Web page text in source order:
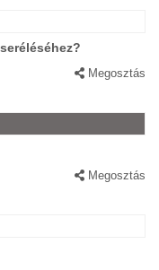
Megosztás
Megosztás